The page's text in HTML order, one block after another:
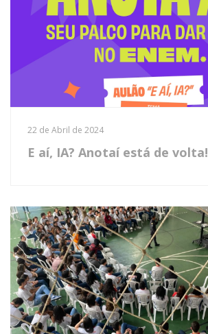
22 de Abril de 2024
E aí, IA? Anotaí está de volta!